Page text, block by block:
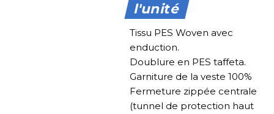
l'unité
Tissu PES Woven avec
enduction.
Doublure en PES taffeta.
Garniture de la veste 100%
Fermeture zippée centrale
(tunnel de protection haut